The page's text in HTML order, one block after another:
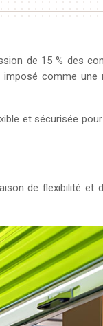
de 15 % des
comme
et sécurisée
de flexibilité et